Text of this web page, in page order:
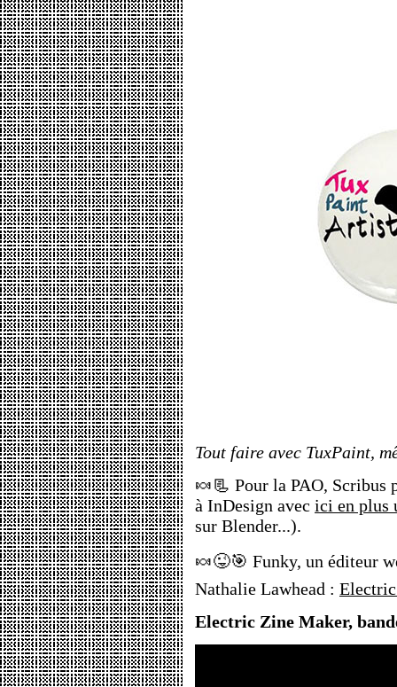
Tout faire avec TuxPaint,
🍬📃 Pour la PAO, Scribus
à InDesign avec ici en plus
sur Blender...).
🍬😜🎯 Funky, un éditeur
Nathalie Lawhead :
Electric Zine Maker,